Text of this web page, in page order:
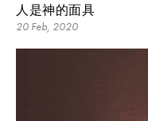
人是神的面具
20 Feb, 2020